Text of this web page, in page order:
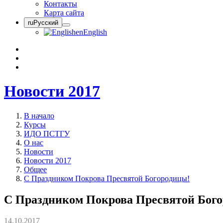
Контакты
Карта сайта
ruРусский
enEnglish
Новости 2017
В начало
Курсы
ИДО ПСТГУ
О нас
Новости
Новости 2017
Общее
С Праздником Покрова Пресвятой Богородицы!
С Праздником Покрова Пресвятой
14.10.2017